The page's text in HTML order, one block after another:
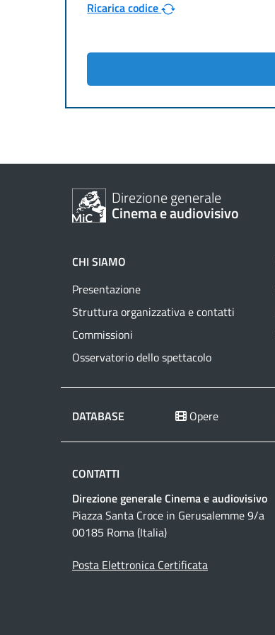
Ricarica codice
Direzione generale
Cinema e audiovisivo
CHI SIAMO
Presentazione
Struttura organizzativa e contatti
Commissioni
Osservatorio dello spettacolo
DATABASE Opere
CONTATTI
Direzione generale Cinema e audiovisivo
Piazza Santa Croce in Gerusalemme 9/a
00185 Roma (Italia)
Posta Elettronica Certificata